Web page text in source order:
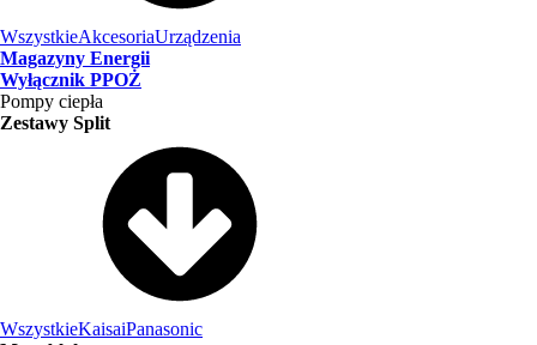
WszystkieAkcesoriaUrządzenia
Magazyny Energii
Wyłącznik PPOŻ
Pompy ciepła
Zestawy Split
WszystkieKaisaiPanasonic